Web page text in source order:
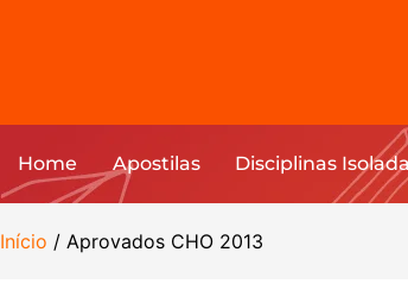
Home Apostilas Disciplinas
Início / Aprovados CHO 2013